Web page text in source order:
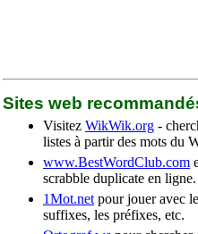
Sites web
Visitez WikWik.org -
listes à partir des mots du
www.BestWordClub.com
scrabble duplicate en ligne.
1Mot.net pour jouer avec
suffixes, les préfixes, etc.